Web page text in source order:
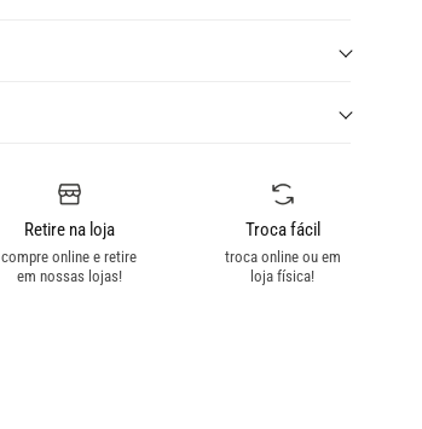
Retire na loja
compre online e retire
em nossas lojas!
Troca fácil
troca online ou em
loja física!